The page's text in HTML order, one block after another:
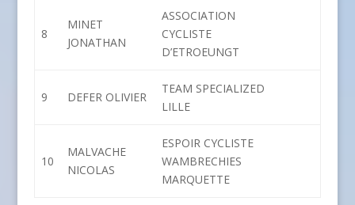
8
MINET
JONATHAN
ASSOCIATION
CYCLISTE
D’ETROEUNGT
9 DEFER OLIVIER
TEAM SPECIALIZED
LILLE
10
MALVACHE
NICOLAS
ESPOIR CYCLISTE
WAMBRECHIES
MARQUETTE